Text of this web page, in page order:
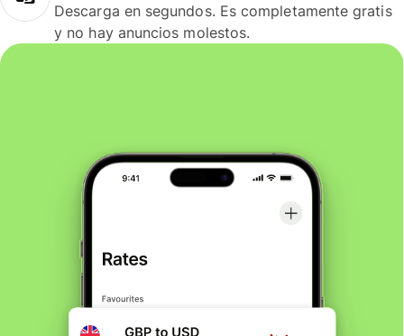
Descarga en segundos. Es completamente gratis
y no hay anuncios molestos.